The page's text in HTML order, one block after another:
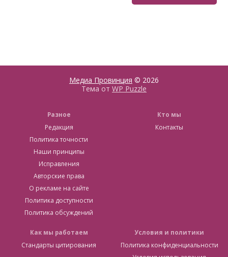
Медиа Провинция © 2026
Тема от WP Puzzle
Разное
Редакция
Политика точности
Наши принципы
Исправления
Авторские права
О рекламе на сайте
Политика доступности
Политика обсуждений
Кто мы
Контакты
Как мы работаем
Стандарты цитирования
Условия и политики
Политика конфиденциальности